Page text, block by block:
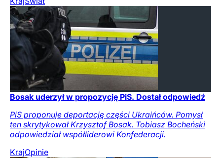
Bosak uderzył w propozycję PiS. Dostał odpowiedź
PiS proponuje deportację części Ukraińców. Pomysł
ten skrytykował Krzysztof Bosak. Tobiasz Bocheński
odpowiedział współliderowi Konfederacji.
KrajOpinie